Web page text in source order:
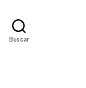
Buscar